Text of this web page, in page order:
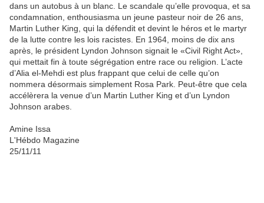
dans un autobus à un blanc. Le scandale qu’elle provoqua, et sa
condamnation, enthousiasma un jeune pasteur noir de 26 ans,
Martin Luther King, qui la défendit et devint le héros et le martyr
de la lutte contre les lois racistes. En 1964, moins de dix ans
après, le président Lyndon Johnson signait le «Civil Right Act»,
qui mettait fin à toute ségrégation entre race ou religion. L’acte
d’Alia el-Mehdi est plus frappant que celui de celle qu’on
nommera désormais simplement Rosa Park. Peut-être que cela
accélèrera la venue d’un Martin Luther King et d’un Lyndon
Johnson arabes.
Amine Issa
L'Hébdo Magazine
25/11/11